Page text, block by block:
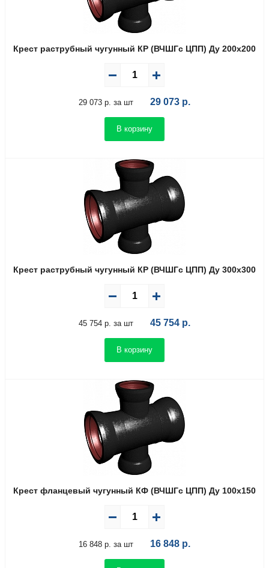
Крест раструбный чугунный КР (ВЧШГс ЦПП) Ду 200х200
29 073 р. за шт 29 073 р.
В корзину
Крест раструбный чугунный КР (ВЧШГс ЦПП) Ду 300х300
45 754 р. за шт 45 754 р.
В корзину
Крест фланцевый чугунный КФ (ВЧШГс ЦПП) Ду 100х150
16 848 р. за шт 16 848 р.